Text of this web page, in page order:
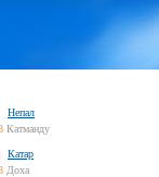
Непал
Катманду
Катар
Доха